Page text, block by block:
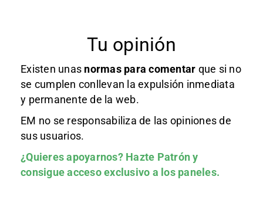
Tu opinión
Existen unas normas para comentar que si no
se cumplen conllevan la expulsión inmediata
y permanente de la web.
EM no se responsabiliza de las opiniones de
sus usuarios.
¿Quieres apoyarnos? Hazte Patróny
consigue acceso exclusivo a los paneles.